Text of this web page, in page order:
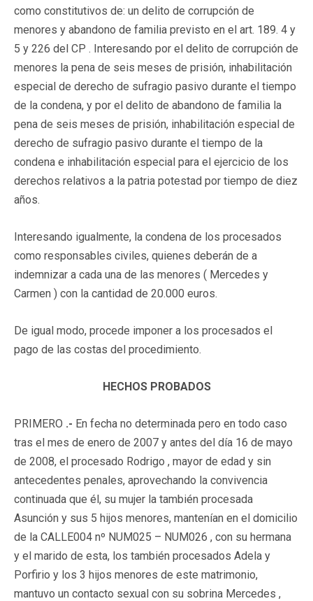
como constitutivos de: un delito de corrupción de
menores y abandono de familia previsto en el art. 189. 4 y
5 y 226 del CP . Interesando por el delito de corrupción de
menores la pena de seis meses de prisión, inhabilitación
especial de derecho de sufragio pasivo durante el tiempo
de la condena, y por el delito de abandono de familia la
pena de seis meses de prisión, inhabilitación especial de
derecho de sufragio pasivo durante el tiempo de la
condena e inhabilitación especial para el ejercicio de los
derechos relativos a la patria potestad por tiempo de diez
años.
Interesando igualmente, la condena de los procesados
como responsables civiles, quienes deberán de a
indemnizar a cada una de las menores ( Mercedes y
Carmen ) con la cantidad de 20.000 euros.
De igual modo, procede imponer a los procesados el
pago de las costas del procedimiento.
HECHOS PROBADOS
PRIMERO .- En fecha no determinada pero en todo caso
tras el mes de enero de 2007 y antes del día 16 de mayo
de 2008, el procesado Rodrigo , mayor de edad y sin
antecedentes penales, aprovechando la convivencia
continuada que él, su mujer la también procesada
Asunción y sus 5 hijos menores, mantenían en el domicilio
de la CALLE004 nº NUM025 – NUM026 , con su hermana
y el marido de esta, los también procesados Adela y
Porfirio y los 3 hijos menores de este matrimonio,
mantuvo un contacto sexual con su sobrina Mercedes ,